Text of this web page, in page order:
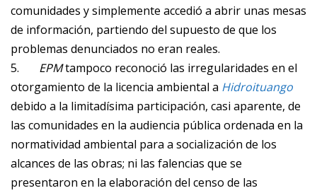
comunidades y simplemente accedió a abrir unas mesas
de información, partiendo del supuesto de que los
problemas denunciados no eran reales.
5. EPMtampoco reconoció las irregularidades en el
otorgamiento de la licencia ambiental a Hidroituango
debido a la limitadísima participación, casi aparente, de
las comunidades en la audiencia pública ordenada en la
normatividad ambiental para a socialización de los
alcances de las obras; ni las falencias que se
presentaron en la elaboración del censo de las